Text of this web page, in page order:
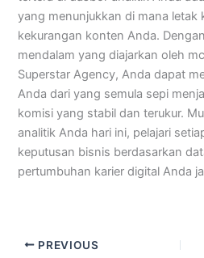
yang menunjukkan di mana letak
kekurangan konten Anda.
mendalam yang diajarkan oleh
Superstar Agency, Anda dapat
Anda dari yang semula sepi
komisi yang stabil dan terukur.
analitik Anda hari ini, pelajari
keputusan bisnis berdasarkan
pertumbuhan karier digital Anda
PREVIOUS